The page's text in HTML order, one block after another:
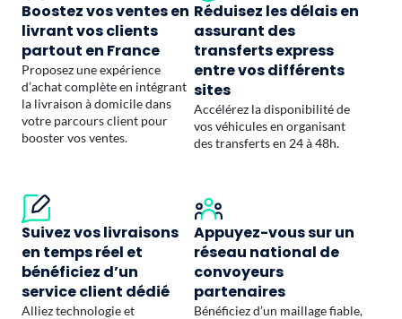
Boostez vos ventes en
livrant vos clients
partout en France
Proposez une expérience
d’achat complète en intégrant
la livraison à domicile dans
votre parcours client pour
booster vos ventes.
Réduisez les délais en
assurant des
transferts express
entre vos différents
sites
Accélérez la disponibilité de
vos véhicules en organisant
des transferts en 24 à 48h.
Suivez vos livraisons
en temps réel et
bénéficiez d’un
service client dédié
Alliez technologie et
Appuyez-vous sur un
réseau national de
convoyeurs
partenaires
Bénéficiez d’un maillage fiable,